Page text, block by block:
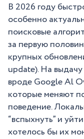
В 2026 году
особенно
поисковые
за первую
крупных
update). На
вроде Google Al
которые меняют
поведение.
“вспыхнуть” и
хотелось бы их